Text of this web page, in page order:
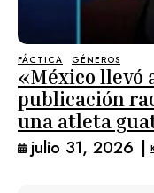
FÁCTICA GÉNEROS
«México llevó
publicación
una atleta
julio 31, 2026 |